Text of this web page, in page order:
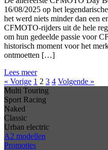
16/08/2025 op het
het werd niets minder dan een
CFMOTO-rijders uit de hele
om hun gedeelde passie voor
historisch moment voor het
ontmoetten […]
Lees meer
« Vorige 1 2 3 4 Volgende »
Multi Touring
Sport Racing
Naked
Classic
Urban electric
A2 modellen
Promoties